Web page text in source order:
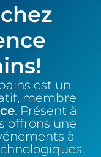
est un
membre
. Présent à
offrons une
à